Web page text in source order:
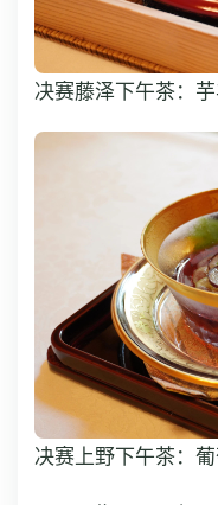
决赛藤泽下午茶：芋
决赛上野下午茶：